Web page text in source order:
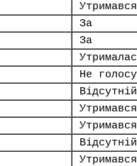
Утримався
За
За
Не
Відсутній
Утримався
Утримався
Відсутній
Утримався